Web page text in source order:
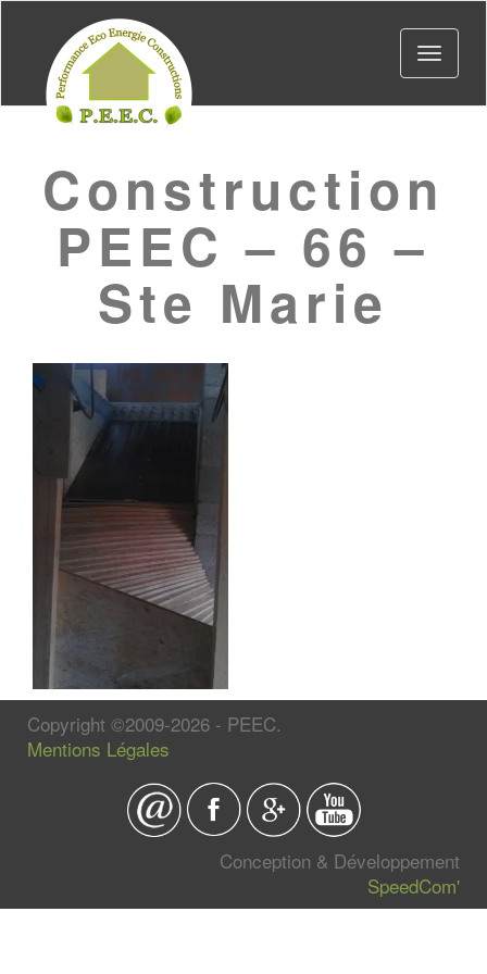
Toggle
Construction
PEEC – 66 –
Ste Marie
Copyright ©2009-2026 - PEEC.
Mentions Légales
Conception & Développement
SpeedCom'